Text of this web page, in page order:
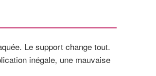
Le support change tout.
inégale, une mauvaise